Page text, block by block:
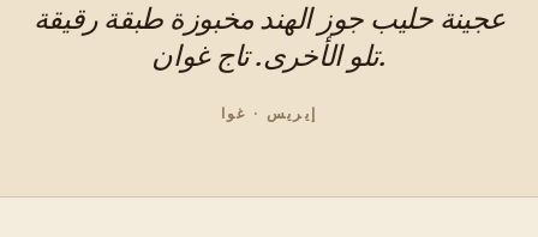
عجينة حليب جوز الهند مخبوزة طبقة رقيقة
تلو الأخرى. تاج غوان.
إيريس · غوا